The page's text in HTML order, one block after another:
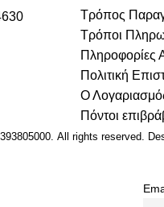
Τρόπος
Τρόποι
Πληροφορίες
Πολιτική
Ο
Πόντοι
All rights reserved.